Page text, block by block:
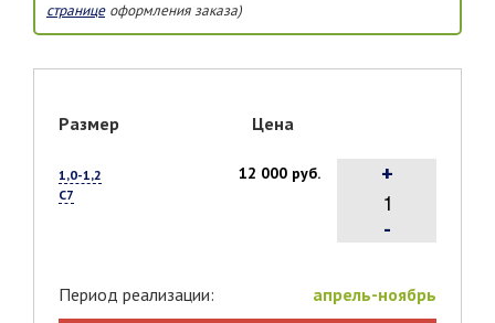
страницеоформления заказа)
Размер Цена
1,0-1,2
С7
12 000 руб.
-
+
Период реализации: апрель-ноябрь